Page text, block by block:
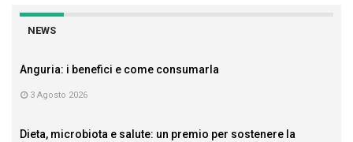
NEWS
Anguria: i benefici e come consumarla
3 Agosto 2026
Dieta, microbiota e salute: un premio per sostenere la